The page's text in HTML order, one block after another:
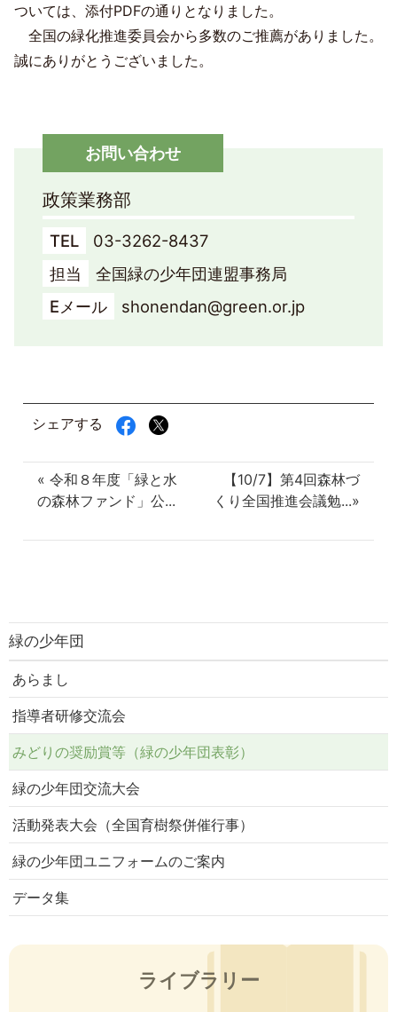
ついては、添付PDFの通りとなりました。
全国の緑化推進委員会から多数のご推薦がありました。
誠にありがとうございました。
お問い合わせ
政策業務部
TEL
03-3262-8437
担当
全国緑の少年団連盟事務局
Eメール
shonendan@green.or.jp
シェアする
« 令和８年度「緑と水
の森林ファンド」公...
【10/7】第4回森林づ
くり全国推進会議勉...»
緑の少年団
あらまし
指導者研修交流会
みどりの奨励賞等（緑の少年団表彰）
緑の少年団交流大会
活動発表大会（全国育樹祭併催行事）
緑の少年団ユニフォームのご案内
データ集
ライブラリー